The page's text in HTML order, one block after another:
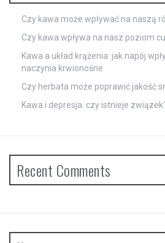
Czy kawa może wpływać na naszą
Czy kawa wpływa na nasz poziom
Kawa a układ krążenia: jak napój
naczynia krwionośne
Czy herbata może poprawić jakość
Kawa i depresja: czy istnieje
Recent Comments